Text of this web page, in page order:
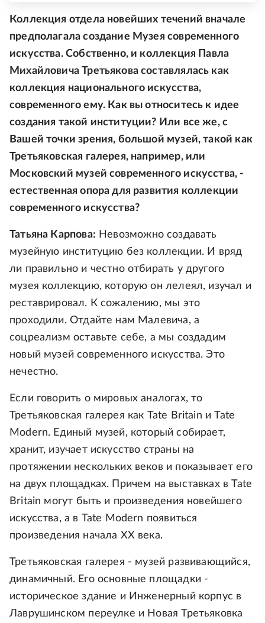
Коллекция отдела новейших течений вначале
предполагала создание Музея современного
искусства. Собственно, и коллекция Павла
Михайловича Третьякова составлялась как
коллекция национального искусства,
современного ему. Как вы относитесь к идее
создания такой институции? Или все же, с
Вашей точки зрения, большой музей, такой как
Третьяковская галерея, например, или
Московский музей современного искусства, -
естественная опора для развития коллекции
современного искусства?
Татьяна Карпова: Невозможно создавать
музейную институцию без коллекции. И вряд
ли правильно и честно отбирать у другого
музея коллекцию, которую он лелеял, изучал и
реставрировал. К сожалению, мы это
проходили. Отдайте нам Малевича, а
соцреализм оставьте себе, а мы создадим
новый музей современного искусства. Это
нечестно.
Если говорить о мировых аналогах, то
Третьяковская галерея как Tate Britain и Tate
Modern. Единый музей, который собирает,
хранит, изучает искусство страны на
протяжении нескольких веков и показывает его
на двух площадках. Причем на выставках в Tate
Britain могут быть и произведения новейшего
искусства, а в Tate Modern появиться
произведения начала ХХ века.
Третьяковская галерея - музей развивающийся,
динамичный. Его основные площадки -
историческое здание и Инженерный корпус в
Лаврушинском переулке и Новая Третьяковка